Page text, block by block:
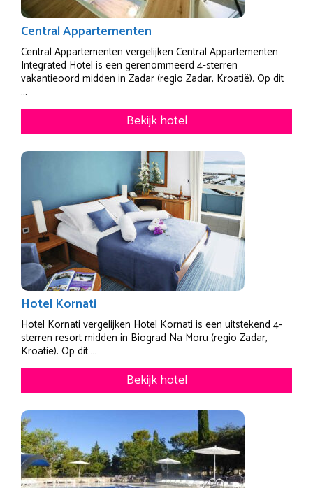
Central Appartementen
Central Appartementen vergelijken Central Appartementen
Integrated Hotel is een gerenommeerd 4-sterren
vakantieoord midden in Zadar (regio Zadar, Kroatië). Op dit
...
Bekijk hotel
Hotel Kornati
Hotel Kornati vergelijken Hotel Kornati is een uitstekend 4-
sterren resort midden in Biograd Na Moru (regio Zadar,
Kroatië). Op dit ...
Bekijk hotel